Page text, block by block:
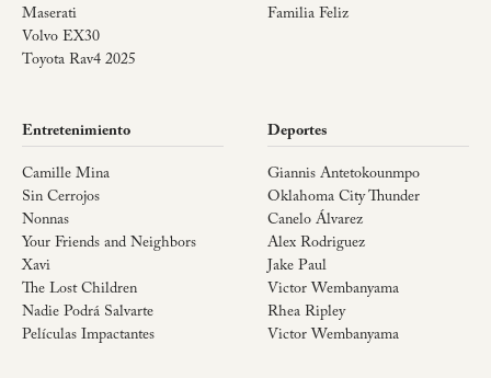
Maserati
Volvo EX30
Toyota Rav4 2025
Familia Feliz
Entretenimiento
Camille Mina
Sin Cerrojos
Nonnas
Your Friends and Neighbors
Xavi
The Lost Children
Nadie Podrá Salvarte
Películas Impactantes
Deportes
Giannis Antetokounmpo
Oklahoma City Thunder
Canelo Álvarez
Alex Rodriguez
Jake Paul
Victor Wembanyama
Rhea Ripley
Victor Wembanyama